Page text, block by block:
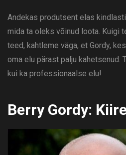
Andekas produtsent elas
mida ta oleks võinud loota. Kuigi
teed, kahtleme väga, et Gordy,
oma elu pärast palju kahetsenud.
kui ka professionaalse elu!
Berry Gordy: